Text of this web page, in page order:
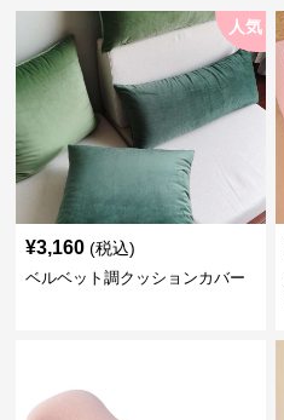
人気
¥3,160 (税込)
ベルベット調クッションカバー